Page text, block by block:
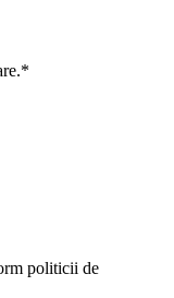
*
politicii de